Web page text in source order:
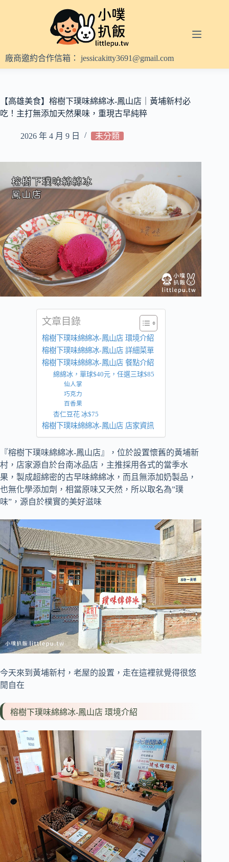
內
容
廠商邀約合作信箱： jessicakitty3691@gmail.com
【高雄美食】榕樹下璞味綿綿冰-鳳山店｜黃埔新村必
吃！主打無添加天然果味，重現古早純粹
2026 年 4 月 9 日 未分類
文章目錄
榕樹下璞味綿綿冰-鳳山店 環境介紹
榕樹下璞味綿綿冰-鳳山店 詳細菜單
榕樹下璞味綿綿冰-鳳山店 餐點介紹
綿綿冰，單球$40元，任選三球$85
仙人掌
巧克力
百香果
杏仁豆花 冰$75
榕樹下璞味綿綿冰-鳳山店 店家資訊
『榕樹下璞味綿綿冰-鳳山店』，位於設置懷舊的黃埔新
村，店家源自於台南冰品店，主推採用各式的當季水
果，製成超綿密的古早味綿綿冰，而且無添加奶製品，
也無化學添加劑，相當原味又天然，所以取名為”璞
味”，源自於樸實的美好滋味
今天來到黃埔新村，老屋的設置，走在這裡就覺得很悠
閒自在
榕樹下璞味綿綿冰-鳳山店 環境介紹